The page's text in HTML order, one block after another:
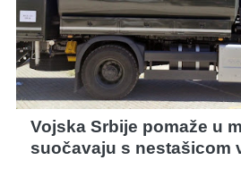
Vojska Srbije pomaže u
suočavaju s nestašicom